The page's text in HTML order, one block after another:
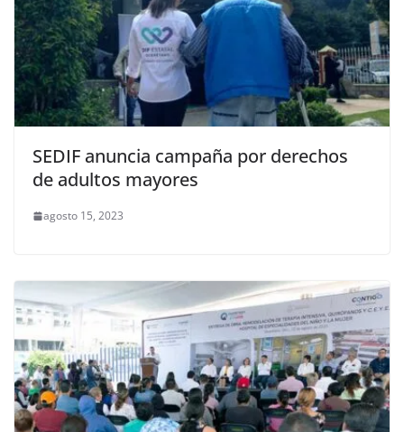
SEDIF anuncia campaña por derechos
de adultos mayores
agosto 15, 2023